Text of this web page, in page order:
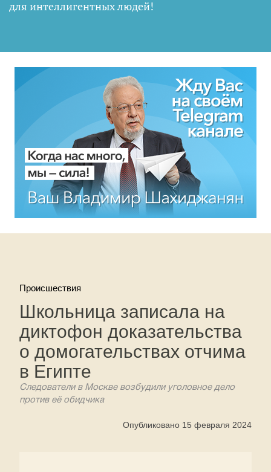
для интеллигентных людей!
Происшествия
Школьница записала на
диктофон доказательства
о домогательствах отчима
в Египте
Следователи в Москве возбудили уголовное дело
против её обидчика
Опубликовано 15 февраля 2024